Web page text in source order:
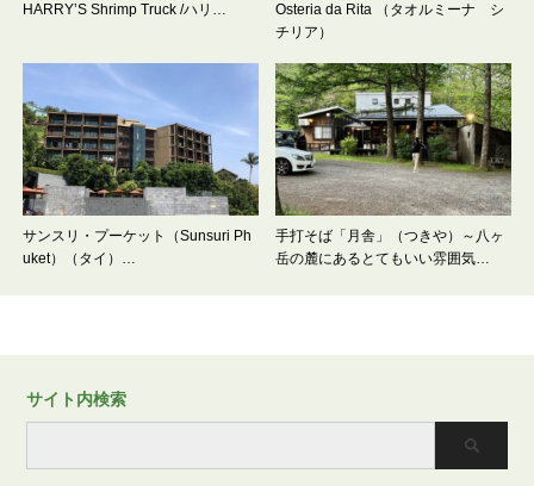
HARRY’S Shrimp Truck /ハリ…
Osteria da Rita （タオルミーナ シ
チリア）
サンスリ・プーケット（Sunsuri Ph
uket）（タイ）…
手打そば「月舎」（つきや）～八ヶ
岳の麓にあるとてもいい雰囲気…
サイト内検索